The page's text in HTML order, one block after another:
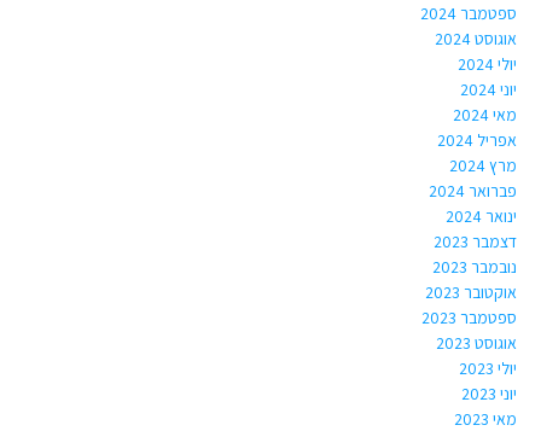
ספטמבר 2024
אוגוסט 2024
יולי 2024
יוני 2024
מאי 2024
אפריל 2024
מרץ 2024
פברואר 2024
ינואר 2024
דצמבר 2023
נובמבר 2023
אוקטובר 2023
ספטמבר 2023
אוגוסט 2023
יולי 2023
יוני 2023
מאי 2023